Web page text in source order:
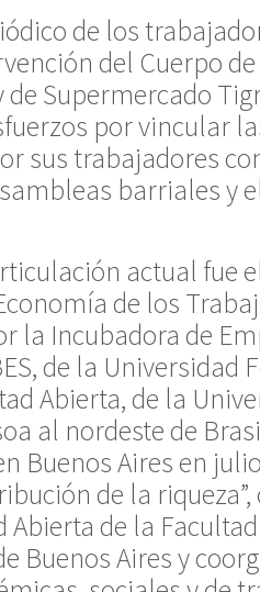
de los
del Cuerpo de
de Supermercado
por vincular
sus trabajadores
barriales y
actual fue
de los
la Incubadora de
de la Universidad
Abierta, de la
al nordeste de
Buenos Aires en
de la
Abierta de la
Buenos Aires y